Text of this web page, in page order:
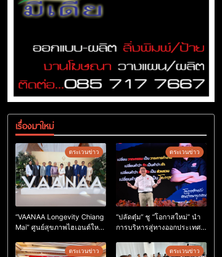
เรื่องมาใหม่
ตระเวนข่าว
“VAANAA Longevity Chiang
Mai” ศูนย์สุขภาพไฮเอนต์ใหญ่
ตระเวนข่าว
“ปลัดตุ๋ม” ชู “โอกาสใหม่” นำ
การบริหารสู่ทางออกประเทศ
ตระเวนข่าว ตระเวนข่าว